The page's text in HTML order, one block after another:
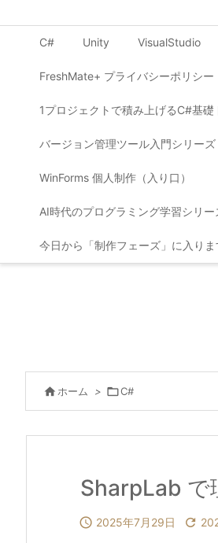
C# Unity VisualStudio
FreshMate+ プライバシーポリシー
1プロジェクトで積み上げるC#基
バージョン管理ツール入門シリーズ
WinForms 個人制作（入り口）
AI時代のプログラミング学習シリー
今日から「制作フェーズ」に入りま
 ホーム > C#
SharpLab で
 2025年7月29日 